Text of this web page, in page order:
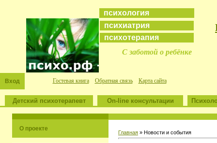
психология
психиатрия
психотерапия
С заботой о ребёнке
Вход Гостевая книга Обратная связь Карта сайта
Детский психотерапевт On-line консультации
О проекте
Главная » Новости и события